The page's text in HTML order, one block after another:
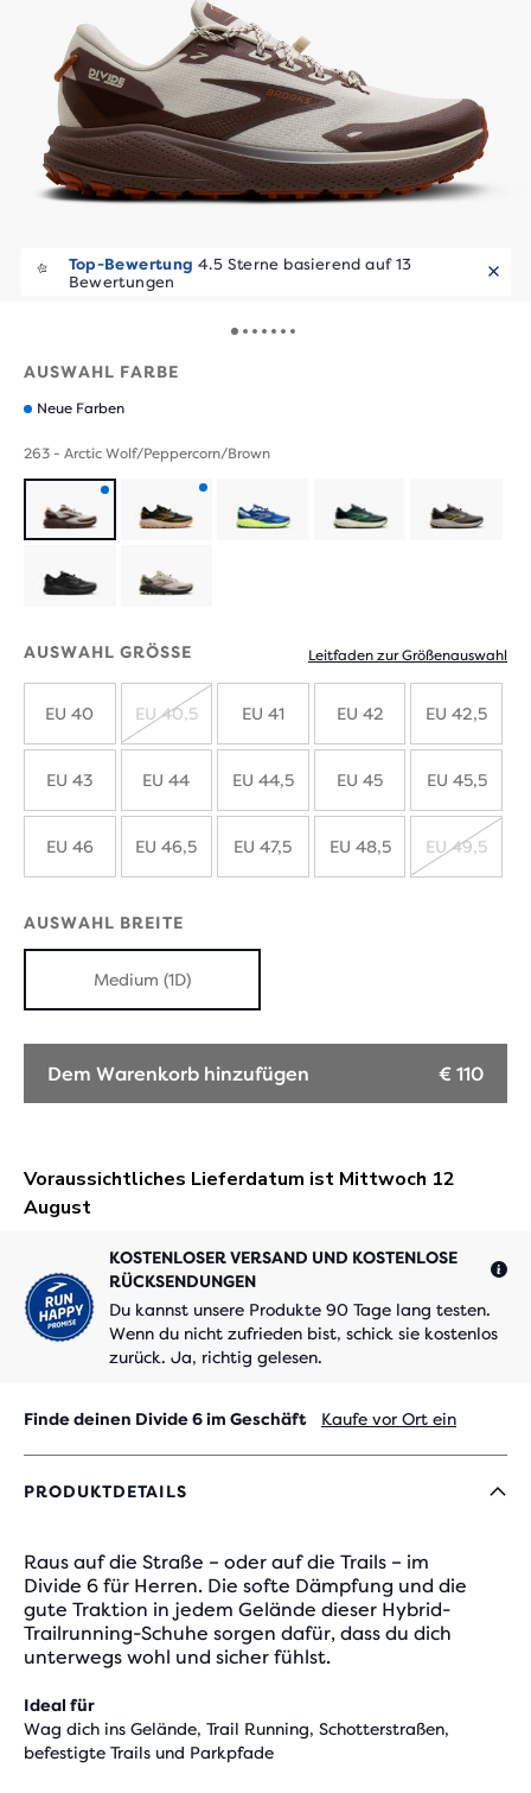
Top-Bewertung 4.5 Sterne basierend auf 13
Bewertungen
AUSWAHL FARBE
Neue Farben
263 - Arctic Wolf/Peppercorn/Brown
Produkt
mit
Farben
Produkt
mit
Farben
AUSWAHL GRÖSSE Leitfaden zur Größenauswahl
EU 40 EU 40,5 EU 41 EU 42 EU 42,5
EU 43 EU 44 EU 44,5 EU 45 EU 45,5
EU 46 EU 46,5 EU 47,5 EU 48,5 EU 49,5
AUSWAHL BREITE
Medium (1D)
Dem Warenkorb hinzufügen € 110
KOSTENLOSER VERSAND UND KOSTENLOSE
RÜCKSENDUNGEN
Du kannst unsere Produkte 90 Tage lang testen.
Wenn du nicht zufrieden bist, schick sie kostenlos
zurück. Ja, richtig gelesen.
Finde deinen Divide 6 im Geschäft Kaufe vor Ort ein
PRODUKTDETAILS
Raus auf die Straße – oder auf die Trails – im
Divide 6 für Herren. Die softe Dämpfung und die
gute Traktion in jedem Gelände dieser Hybrid-
Trailrunning-Schuhe sorgen dafür, dass du dich
unterwegs wohl und sicher fühlst.
Ideal für
Wag dich ins Gelände, Trail Running, Schotterstraßen,
befestigte Trails und Parkpfade